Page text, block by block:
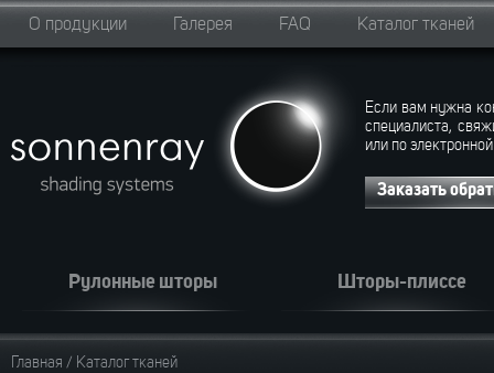
О продукции Галерея FAQ Каталог тканей
Если вам нужна
специалиста,
или по
Заказать
Рулонные шторы Шторы-плиссе
Главная / Каталог тканей